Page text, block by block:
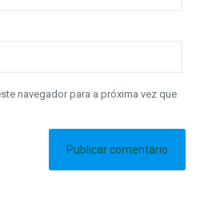
navegador para a próxima vez que